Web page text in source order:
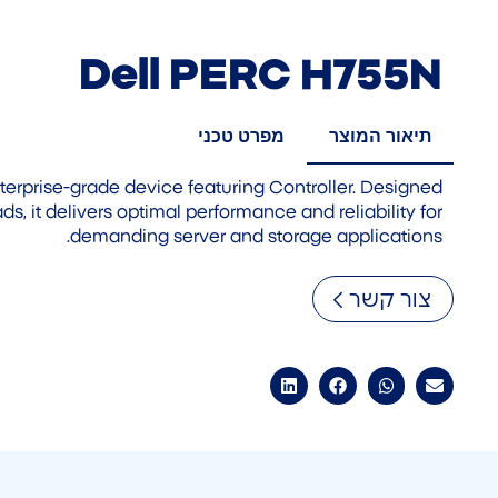
Dell PERC H755N
תיאור המוצר מפרט טכני
grade device featuring Controller. Designed
it delivers optimal performance and reliability for
demanding server and storage applications.
צור קשר